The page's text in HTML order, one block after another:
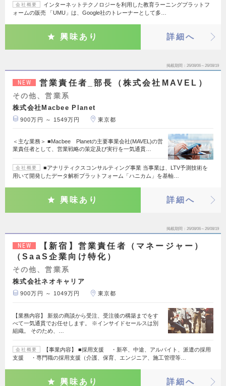
会社概要
インターネットテクノロジーを利用した教育ラーニングプラットフ
ォームの販売 「UMU」は、Google社のトレーナーとして多…
興味あり 詳細へ
掲載期間 26/08/06～26/08/19
NEW 営業責任者_部長（株式会社MAVEL）
その他、営業系
株式会社Macbee Planet
900万円 ～ 1549万円 東京都
＜主な業務＞ ■Macbee Planetの主要事業会社(MAVEL)の営
業責任者として、営業戦略の策定及び実行を一気通貫…
会社概要
■アナリティクスコンサルティング事業 当事業は、LTV予測技術を
用いて開発したデータ解析プラットフォーム「ハニカム」を基軸…
興味あり 詳細へ
掲載期間 26/08/06～26/08/19
NEW
【新宿】営業責任者（マネージャー）
（SaaS企業向け特化）
その他、営業系
株式会社ネオキャリア
900万円 ～ 1049万円 東京都
【業務内容】 新規の商談から受注、受注後の構築までをす
べて一気通貫でお任せします。 ※インサイドセールスは別
組織。 そのため、…
会社概要
【事業内容】 ■採用支援 ・新卒、中途、アルバイト、派遣の採用
支援 ・専門職の採用支援（介護、保育、エンジニア、施工管理等…
興味あり 詳細へ